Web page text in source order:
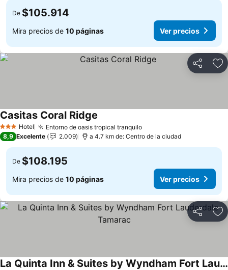
De $105.914
Mira precios de 10 páginas Ver precios
Compartir
3 Estrellas
Hotel Entorno de oasis tropical tranquilo
Casitas Coral Ridge
8,9 Excelente 2.009 a 4.7 km de: Centro de la ciudad
De $108.195
Mira precios de 10 páginas Ver precios
Compartir
La Quinta Inn & Suites by Wyndham Fort Lauderdale Tamarac